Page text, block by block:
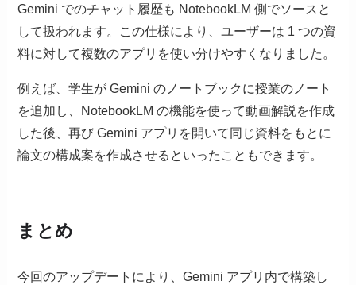
Gemini でのチャット履歴も NotebookLM 側でソースと
して扱われます。この仕様により、ユーザーは 1 つの資
料に対して複数のアプリを使い分けやすくなりました。
例えば、学生が Gemini のノートブックに授業のノート
を追加し、NotebookLM の機能を使って動画解説を作成
した後、再び Gemini アプリを開いて同じ資料をもとに
論文の構成案を作成させるといったこともできます。
まとめ
今回のアップデートにより、Gemini アプリ内で構築し